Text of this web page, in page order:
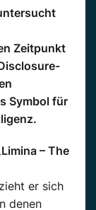
Zeitpunkt
Symbol für
– The
er sich
denen